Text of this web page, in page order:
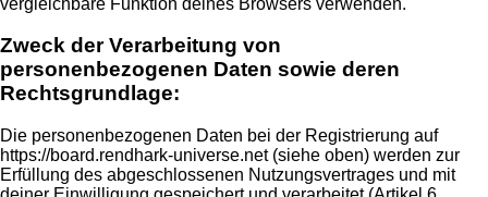
Zweck der Verarbeitung von
personenbezogenen Daten sowie deren
Rechtsgrundlage:
Die personenbezogenen Daten bei der Registrierung auf
https://board.rendhark-universe.net (siehe oben) werden zur
Erfüllung des abgeschlossenen Nutzungsvertrages und mit